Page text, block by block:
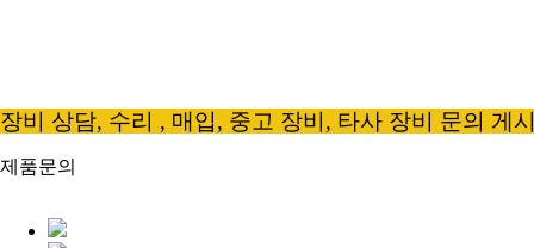
장비 상담, 수리 , 매입, 중고 장비, 타사 장비 문의 게
제품문의